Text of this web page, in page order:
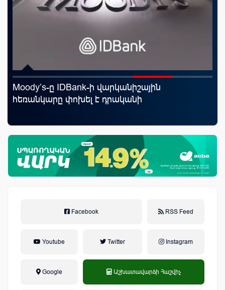
Moody’s-ը IDBank-ի վարկանիշային
հեռանկարը փոխել է դրականի
Facebook RSS Feed
Youtube Twitter Instagram
Google Աշխատավարձի Հաշվիչ